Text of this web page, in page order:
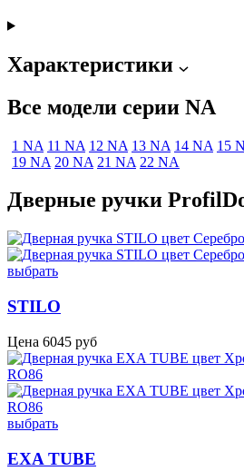
Характеристики
Все модели серии NA
1 NA 11 NA 12 NA 13 NA 14 NA 15
19 NA 20 NA 21 NA 22 NA
Дверные ручки
выбрать
STILO
Цена 6045 руб
выбрать
EXA TUBE